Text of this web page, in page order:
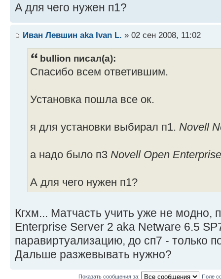
А для чего нужен п1?
Иван Левшин aka Ivan L. » 02 сен 2008, 11:02
bullion писал(а):
Спасибо всем ответившим.
Установка пошла все ок.
я для установки выбирал п1. Novell
а надо было п3 Novell Open
А для чего нужен п1?
Кгхм... Матчасть учить уже не модно,
Enterprise Server 2 aka Netware 6.5
паравиртуализацию, до сп7 - только
Дальше разжевывать нужно?
Показать сообщения за: Поле